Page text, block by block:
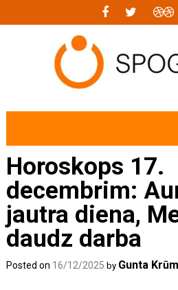
Horoskops 17.
decembrim:
jautra diena,
daudz darba
Posted on 16/12/2025 by Gunta